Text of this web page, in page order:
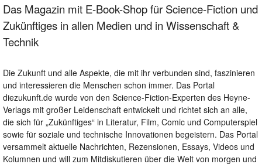
Das Magazin mit E-Book-Shop für Science-Fiction und
Zukünftiges in allen Medien und in Wissenschaft &
Technik
Die Zukunft und alle Aspekte, die mit ihr verbunden sind, faszinieren
und interessieren die Menschen schon immer. Das Portal
diezukunft.de wurde von den Science-Fiction-Experten des Heyne-
Verlags mit großer Leidenschaft entwickelt und richtet sich an alle,
die sich für „Zukünftiges“ in Literatur, Film, Comic und Computerspiel
sowie für soziale und technische Innovationen begeistern. Das Portal
versammelt aktuelle Nachrichten, Rezensionen, Essays, Videos und
Kolumnen und will zum Mitdiskutieren über die Welt von morgen und